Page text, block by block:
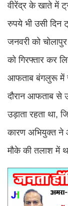
वीरेंद्र के खाते में
रुपये भी उसी दिन
जनवरी को
को गिरफ्तार कर
आफताब बंगलुरू में
दौरान आफताब
उड़ाता रहता था,
कारण अभियुक्त ने
मौके की तलाश में